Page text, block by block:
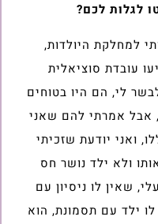
לגלות לכם?
למחלקת היולדות,
עובדת סוציאלית
לי, הם היו בטוחים
אמרתי להם שאני
ואני יודעת שזכיתי
ולא ילד נושר חס
שאין לו ניסיון עם
ילד עם תסמונת, הוא